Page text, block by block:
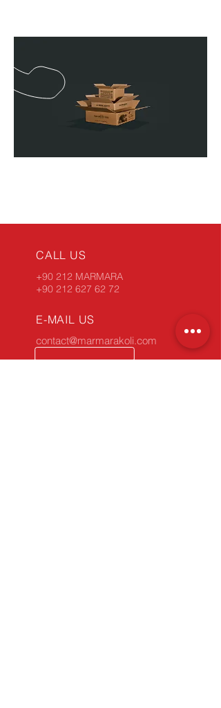
CALL US
+90 212 MARMARA
+90 212 627 62 72
E-MAIL US
contact@marmarakoli.com